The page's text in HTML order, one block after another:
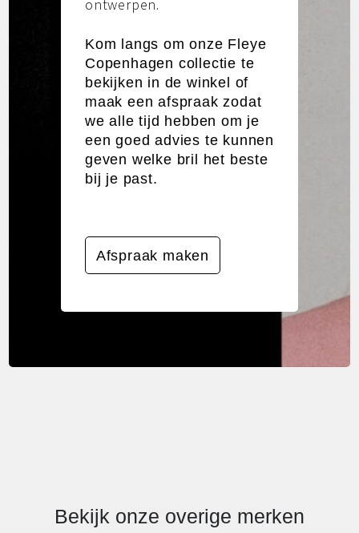
ontwerpen.
Kom langs om onze Fleye
Copenhagen collectie te
bekijken in de winkel of
maak een afspraak zodat
we alle tijd hebben om je
een goed advies te kunnen
geven welke bril het beste
bij je past.
Afspraak maken
Bekijk onze overige merken